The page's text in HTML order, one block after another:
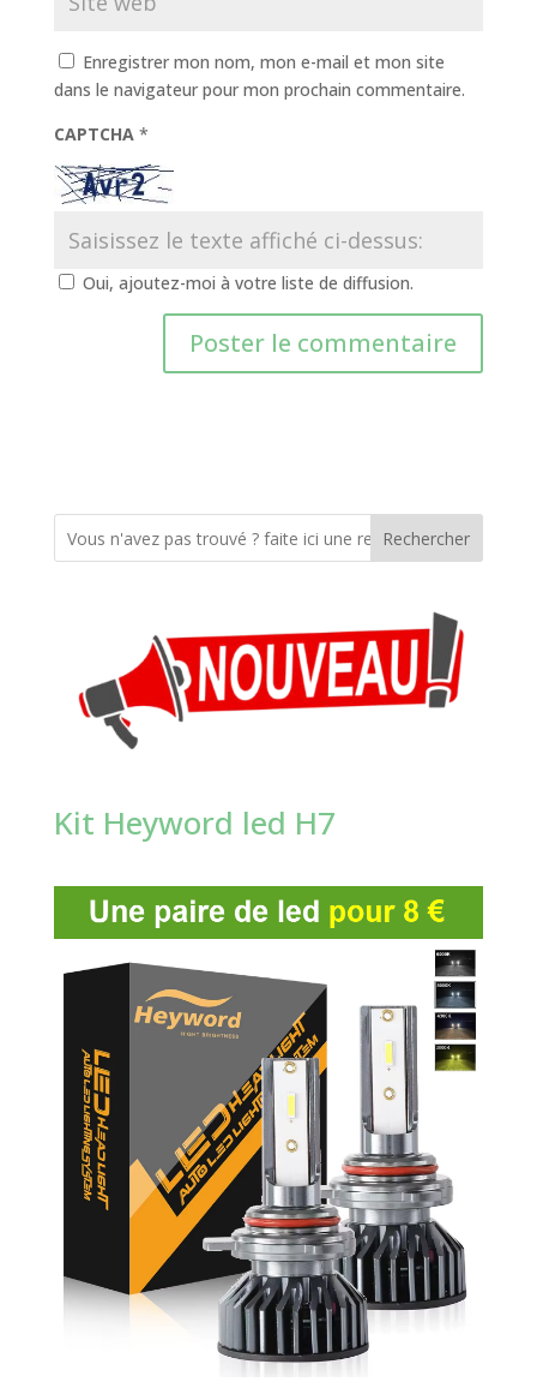
Enregistrer mon nom, mon e-mail et mon site
dans le navigateur pour mon prochain commentaire.
CAPTCHA *
Oui, ajoutez-moi à votre liste de diffusion.
Rechercher
Kit Heyword led H7